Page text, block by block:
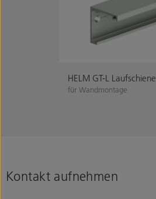
HELM GT-L Laufschiene
für Wandmontage
Kontakt aufnehmen